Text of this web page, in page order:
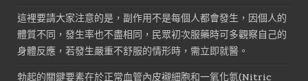
這裡要請大家注意的是，副作用不是每個人都會發生，因個人的
體質不同，發生率也不盡相同，民眾初次服藥時可多觀察自己的
身體反應，若發生嚴重不舒服的情形時，需立即就醫。
勃起的關鍵要素在於正常血管內皮襯細胞和一氧化氮(Nitric